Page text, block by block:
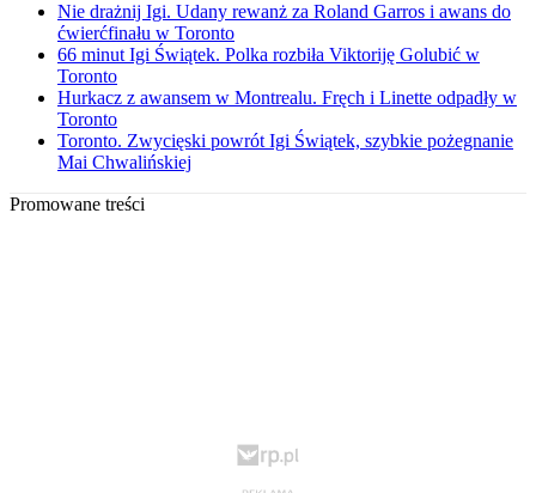
Nie drażnij Igi. Udany rewanż za Roland Garros i awans do
ćwierćfinału w Toronto
66 minut Igi Świątek. Polka rozbiła Viktoriję Golubić w
Toronto
Hurkacz z awansem w Montrealu. Fręch i Linette odpadły w
Toronto
Toronto. Zwycięski powrót Igi Świątek, szybkie pożegnanie
Mai Chwalińskiej
Promowane treści